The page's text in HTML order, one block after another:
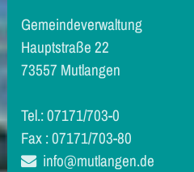
Gemeindeverwaltung
Hauptstraße 22
73557 Mutlangen
Tel.: 07171/703-0
Fax : 07171/703-80
info@mutlangen.de